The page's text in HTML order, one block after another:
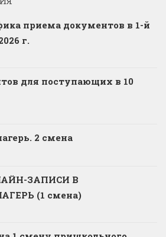
приема документов в 1-й
г.
для поступающих в 10
2 смена
ЗАПИСИ В
(1 смена)